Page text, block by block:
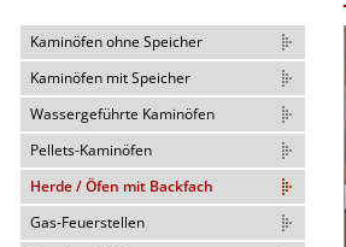
Kaminöfen ohne Speicher
Kaminöfen mit Speicher
Wassergeführte Kaminöfen
Pellets-Kaminöfen
Herde / Öfen mit Backfach
Gas-Feuerstellen